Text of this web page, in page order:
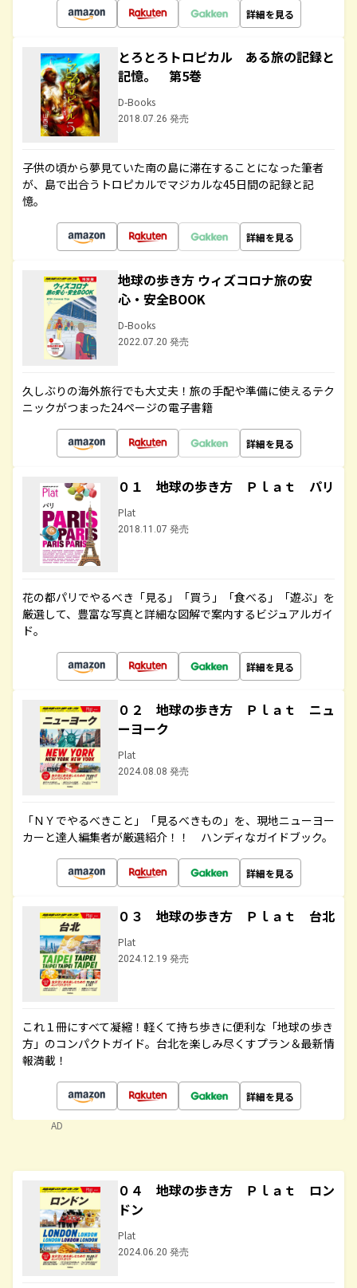
詳細を見る
とろとろトロピカル ある旅の記録と
記憶。 第5巻
D-Books
2018.07.26 発売
子供の頃から夢見ていた南の島に滞在することになった筆者
が、島で出合うトロピカルでマジカルな45日間の記録と記
憶。
詳細を見る
地球の歩き方 ウィズコロナ旅の安
心・安全BOOK
D-Books
2022.07.20 発売
久しぶりの海外旅行でも大丈夫！旅の手配や準備に使えるテク
ニックがつまった24ページの電子書籍
詳細を見る
０１ 地球の歩き方 Ｐｌａｔ パリ
Plat
2018.11.07 発売
花の都パリでやるべき「見る」「買う」「食べる」「遊ぶ」を
厳選して、豊富な写真と詳細な図解で案内するビジュアルガイ
ド。
詳細を見る
０２ 地球の歩き方 Ｐｌａｔ ニュ
ーヨーク
Plat
2024.08.08 発売
「ＮＹでやるべきこと」「見るべきもの」を、現地ニューヨー
カーと達人編集者が厳選紹介！！ ハンディなガイドブック。
詳細を見る
０３ 地球の歩き方 Ｐｌａｔ 台北
Plat
2024.12.19 発売
これ１冊にすべて凝縮！軽くて持ち歩きに便利な「地球の歩き
方」のコンパクトガイド。台北を楽しみ尽くすプラン＆最新情
報満載！
詳細を見る
AD
０４ 地球の歩き方 Ｐｌａｔ ロン
ドン
Plat
2024.06.20 発売